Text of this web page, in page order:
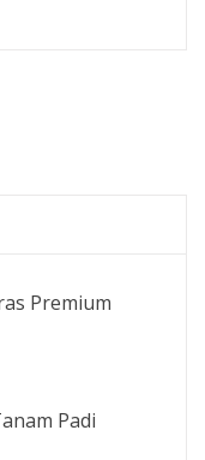
Premium
Padi